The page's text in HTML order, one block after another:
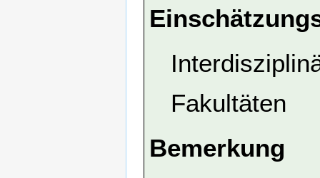
Fakultäten
Bemerkung